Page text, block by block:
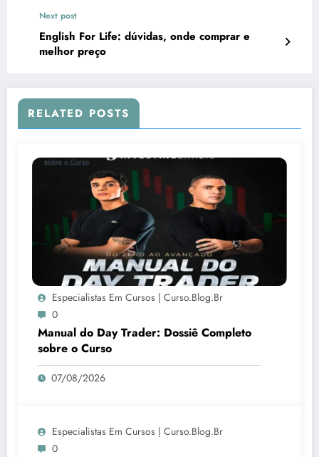
Next post
English For Life: dúvidas, onde comprar e
melhor preço
RELATED POSTS
Especialistas Em Cursos | Curso.blog.br
0
Manual do Day Trader: Dossiê Completo
sobre o Curso
07/08/2026
Especialistas Em Cursos | Curso.blog.br
0